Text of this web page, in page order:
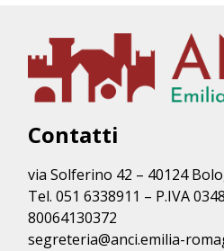
Contatti
via Solferino 42 – 40124
Tel. 051 6338911 – P.IVA
80064130372
segreteria@anci.emilia-